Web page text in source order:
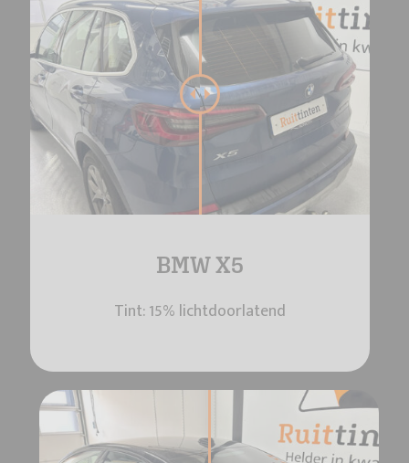
BMW X5
Tint: 15% lichtdoorlatend